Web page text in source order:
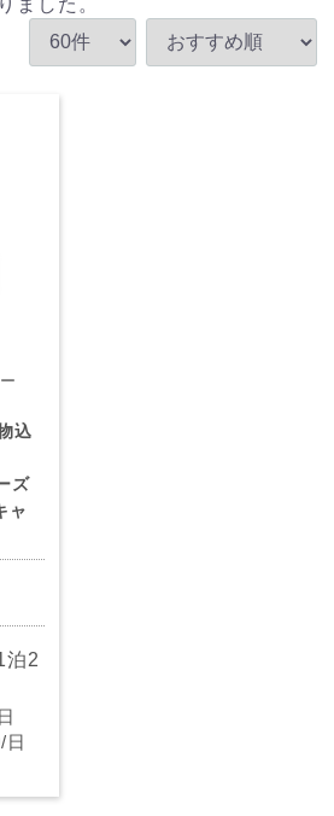
ました。
ー
込
ズ
ャ
泊2